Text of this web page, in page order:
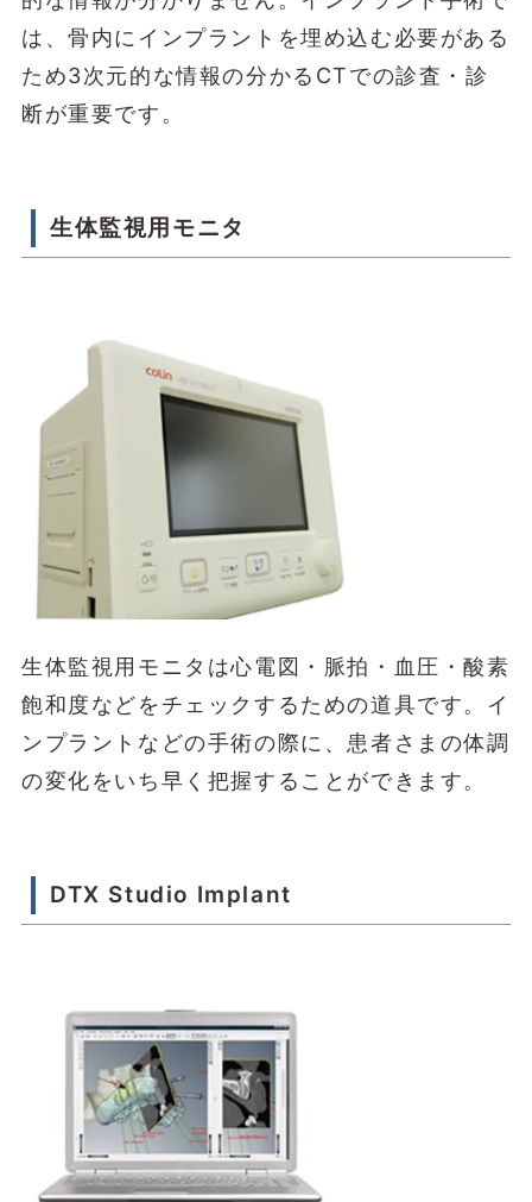
は、骨内にインプラントを埋め込む必要がある
ため3次元的な情報の分かるCTでの診査・診
断が重要です。
生体監視用モニタ
生体監視用モニタは心電図・脈拍・血圧・酸素
飽和度などをチェックするための道具です。イ
ンプラントなどの手術の際に、患者さまの体調
の変化をいち早く把握することができます。
DTX Studio Implant